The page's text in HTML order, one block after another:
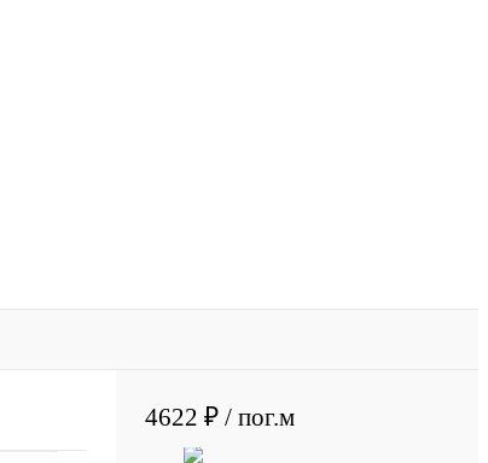
4622 ₽ / пог.м